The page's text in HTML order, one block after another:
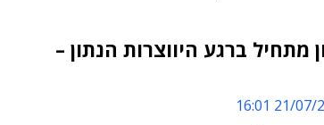
מתחיל ברגע היווצרות הנתון –
21/07/